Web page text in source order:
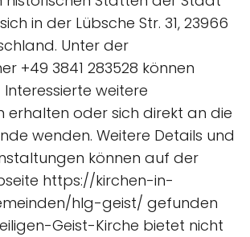
in der Lübsche Str. 31, 23966
Unter der
+49 3841 283528 können
weitere
erhalten oder sich direkt an die
wenden. Weitere Details und
können auf der
https://kirchen-in-
hlg-geist/ gefunden
Geist-Kirche bietet nicht